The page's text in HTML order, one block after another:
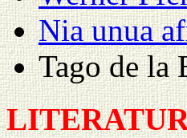
Nia unua
Tago de la